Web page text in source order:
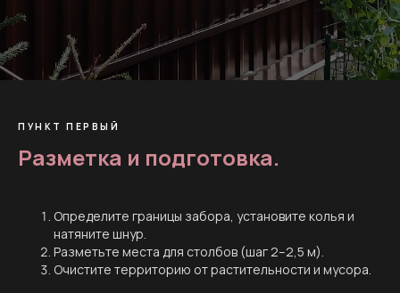
ПУНКТ ПЕРВЫЙ
Разметка и подготовка.
Определите границы забора, установите колья и
натяните шнур.
Разметьте места для столбов (шаг 2–2,5 м).
Очистите территорию от растительности и мусора.